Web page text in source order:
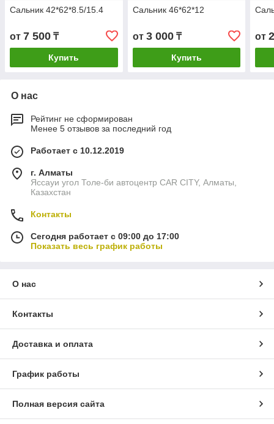
Сальник 42*62*8.5/15.4
от 7 500 ₸
Купить
Сальник 46*62*12
от 3 000₸
Купить
от
О нас
Рейтинг не сформирован
Менее 5 отзывов за последний год
Работает с 10.12.2019
г. Алматы
Яссауи угол Толе-би автоцентр CAR CITY, Алматы,
Казахстан
Контакты
Сегодня работает с 09:00 до 17:00
Показать весь график работы
О нас
Контакты
Доставка и оплата
График работы
Полная версия сайта